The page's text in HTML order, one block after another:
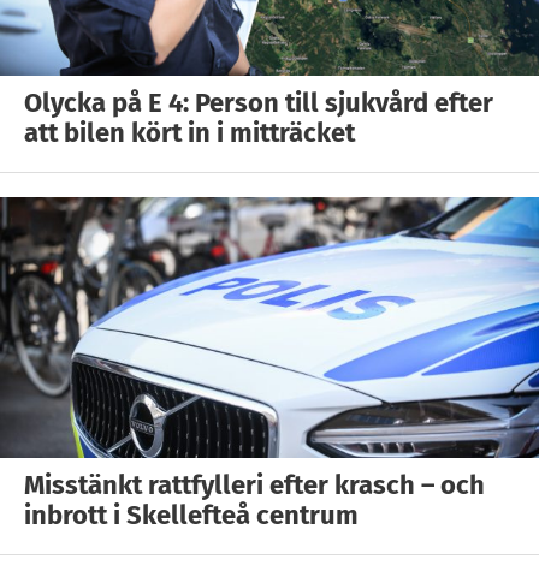
Olycka på E 4: Person till sjukvård efter
att bilen kört in i mitträcket
Misstänkt rattfylleri efter krasch – och
inbrott i Skellefteå centrum